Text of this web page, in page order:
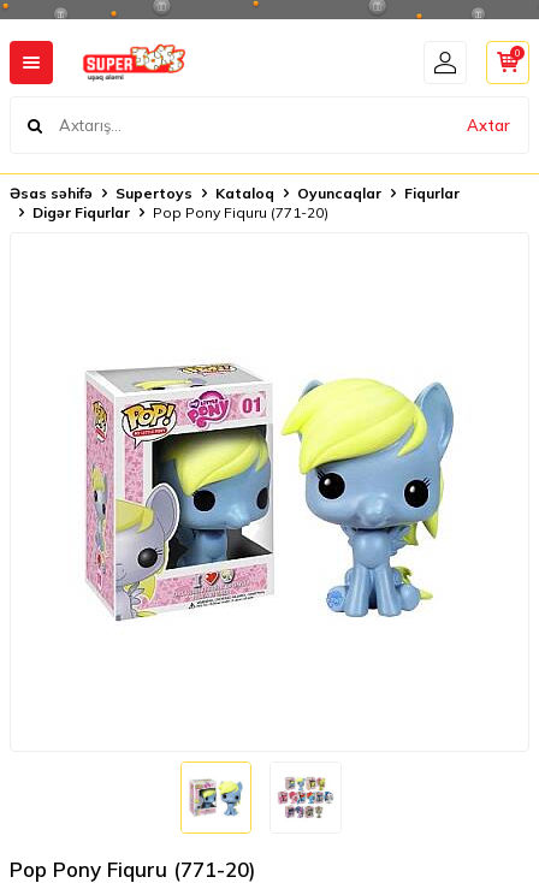
Axtar
0
Əsas səhifə Supertoys Kataloq Oyuncaqlar
Fiqurlar
Digər Fiqurlar
Pop Pony Fiquru (771-20)
Pop Pony Fiquru (771-20)